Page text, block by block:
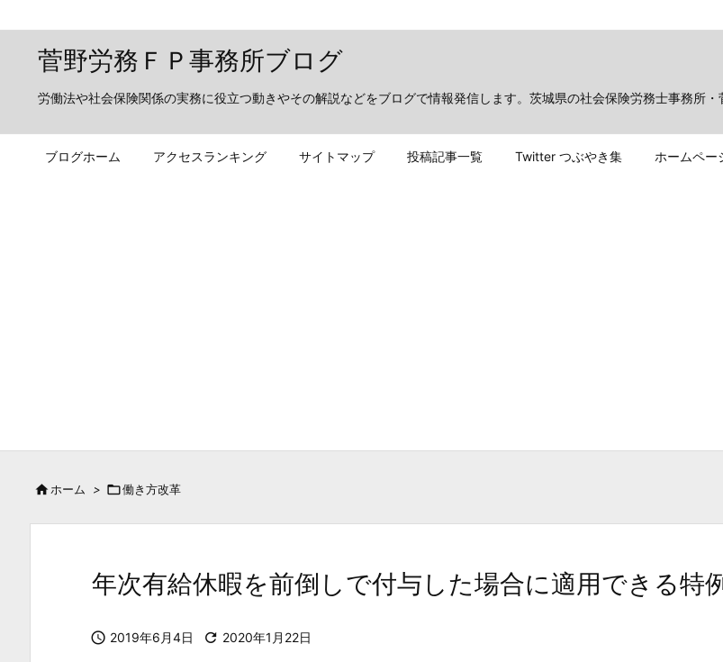
菅野労務ＦＰ事務所ブログ
労働法や社会保険関係の実務に役立つ動きやその解説などをブログで情報発信します。茨城県の社会保険労務士事務所・
ブログホーム アクセスランキング サイトマップ 投稿記事一覧 Twitter つぶやき集 ホームペー
 ホーム > 働き方改革
年次有給休暇を前倒しで付与した場合に適用できる特
 2019年6月4日  2020年1月22日